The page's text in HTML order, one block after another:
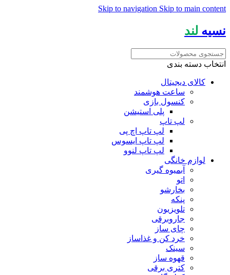
Skip to navigation Skip to main content
نسیه لند
انتخاب دسته بندی
کالای دیجیتال
ساعت هوشمند
کنسول بازی
پلی استیشن
لپ تاپ
لپ تاپ اچ پی
لپ تاپ ایسوس
لپ تاپ لنوو
لوازم خانگی
آبمیوه گیری
اتو
بخارشو
پنکه
تلویزیون
جاروبرقی
چای ساز
خرد کن و غذاساز
سینک
قهوه ساز
کتری برقی